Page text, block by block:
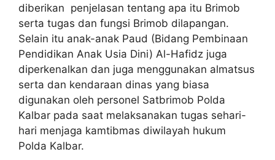
diberikan penjelasan tentang apa itu Brimob
serta tugas dan fungsi Brimob dilapangan.
Selain itu anak-anak Paud (Bidang Pembinaan
Pendidikan Anak Usia Dini) Al-Hafidz juga
diperkenalkan dan juga menggunakan almatsus
serta dan kendaraan dinas yang biasa
digunakan oleh personel Satbrimob Polda
Kalbar pada saat melaksanakan tugas sehari-
hari menjaga kamtibmas diwilayah hukum
Polda Kalbar.